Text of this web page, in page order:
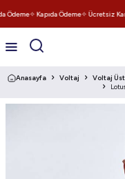
Ödeme✧ Kapıda Ödeme✧ Ücretsiz
Anasayfa Voltaj Voltaj